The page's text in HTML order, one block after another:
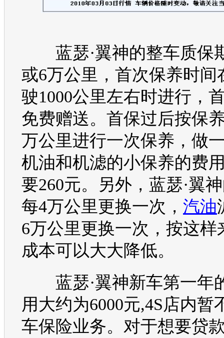
蓝瑟·翼神的整车质保
或6万公里，首次保养时间
驶1000公里左右时进行，
免费赠送。首保过后按保
万公里进行一次保养，做
机油和机滤的小保养的费
要260元。另外， 蓝瑟·翼神
每4万公里更换一次， 汽油
6万公里更换一次，按这样
成本可以大大降低。
蓝瑟·翼神新车第一年
用大约为6000元,4S店内暂
车保险业务。对于想要贷